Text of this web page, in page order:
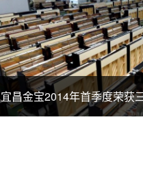
宜昌金宝2014年首季度荣获